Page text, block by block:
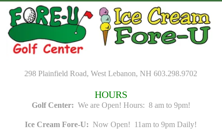
content
298 Plainfield Road, West Lebanon, NH 603.298.9702
HOURS
Golf Center: We are Open! Hours: 8 am to 9pm!
Ice Cream Fore-U: Now Open! 11am to 9pm Daily!